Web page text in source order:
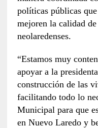
políticas públicas
mejoren la calidad
neolaredenses.
“Estamos muy
apoyar a la
construcción de las
facilitando todo lo
Municipal para que
en Nuevo Laredo y